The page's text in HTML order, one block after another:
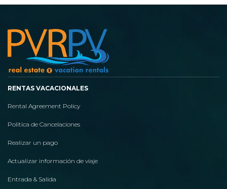
RENTAS VACACIONALES
Rental Agreement Policy
Politica de Cancelaciones
Realizar un pago
Actualizar información de viaje
Entrada & Salida